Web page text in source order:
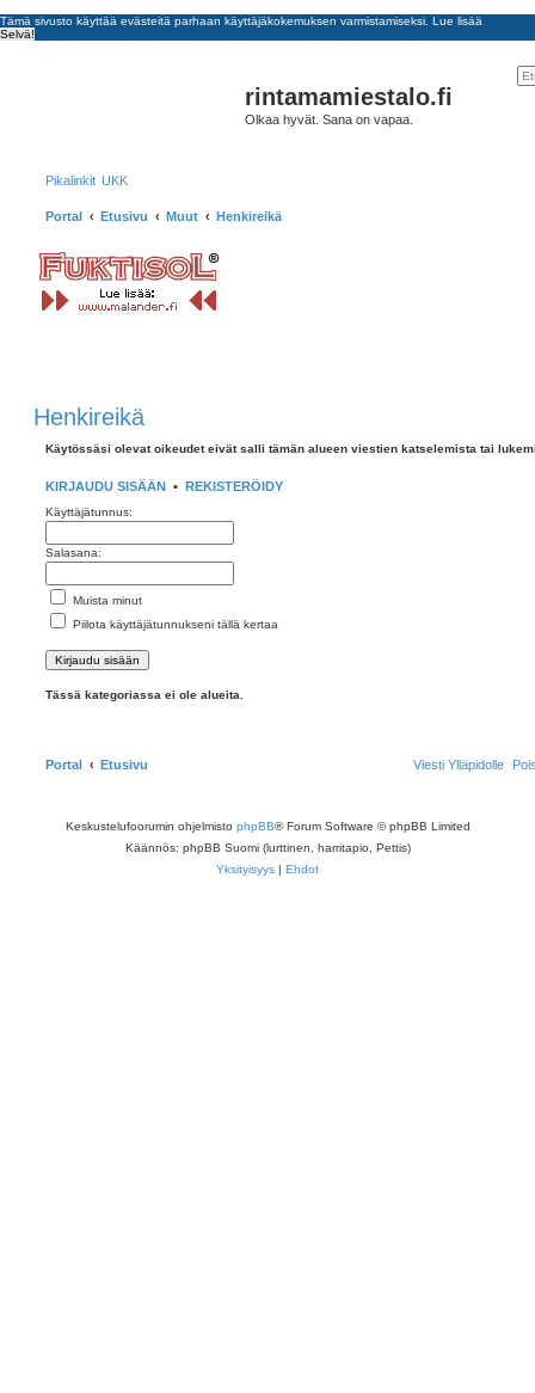
Tämä sivusto käyttää evästeitä parhaan käyttäjäkokemuksen varmistamiseksi. Lue lisää
Selvä!
rintamamiestalo.fi
Olkaa hyvät. Sana on vapaa.
Pikalinkit UKK
Portal Etusivu Muut Henkireikä
Henkireikä
Käytössäsi olevat oikeudet eivät salli tämän alueen viestien katselemista tai
KIRJAUDU SISÄÄN • REKISTERÖIDY
Käyttäjätunnus:
Salasana:
Muista minut
Piilota käyttäjätunnukseni tällä kertaa
Tässä kategoriassa ei ole alueita.
Portal Etusivu Viesti Ylläpidolle
Keskustelufoorumin ohjelmisto phpBB® Forum Software © phpBB Limited
Käännös: phpBB Suomi (lurttinen, harritapio, Pettis)
Yksityisyys | Ehdot